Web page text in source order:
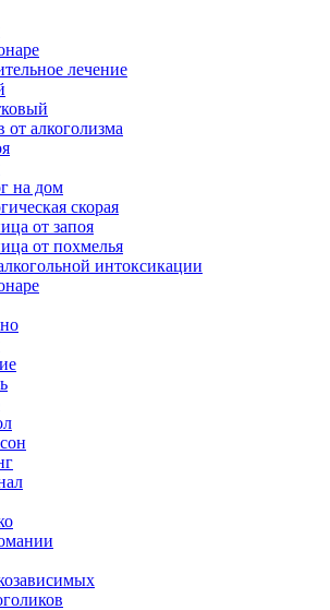
лечение
от алкоголизма
на дом
скорая
от запоя
от похмелья
интоксикации